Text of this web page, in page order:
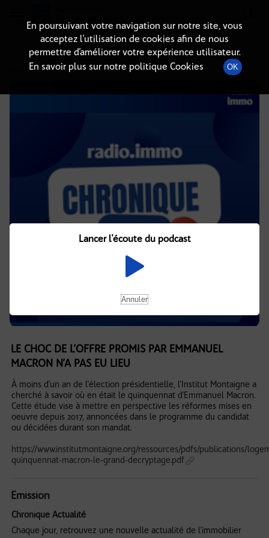
DÉTAILS DE L'ÉPISODE
11 août 2021 à 4h02, durée : 2 minutes
LE CHOC DE L’OFFRE PROMIS PAR EMMANUEL
MACRON N’A PAS EU LIEU
À moins d'un an de l'élection présidentielle, l'Institut Montaigne a
cherché à savoir où en était le quinquennat d'Emmanuel Macron.
Cette étude vise à mettre en perspective les réformes mises en
oeuvre depuis 2017, annoncées dans le programme du candidat
ou décidées durant son mandat.
https://www.institutmontaigne.org/ressources/pdfs/publications/
quinquennat-macron-le-grand-decryptage.pdf
Emission
Chronique Actualité
Chaque jour, retrouvez une nouvelle actualité de l'immobilier
En poursuivant votre navigation sur notre site, vous
acceptez l’utilisation de cookies afin de nous
permettre d’améliorer votre expérience utilisateur.
En savoir plus sur notre politique Cookies
OK
Lancer l'écoute du podcast
Annuler